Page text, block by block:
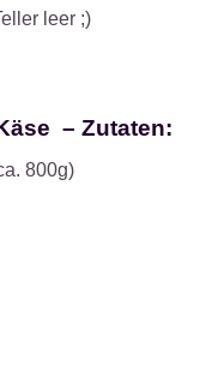
leer ;)
– Zutaten:
800g)